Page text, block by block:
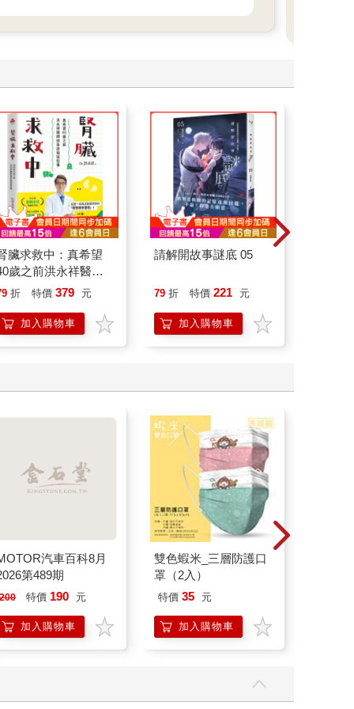
臟求救中：真希望
歲之前洪永祥醫師
告訴我這些事
折 特價 379 元
加入購物車
請解開故事謎底 05
79 折 特價 221 元
加入購物車
汽車百科8月
第489期
200 特價 190 元
加入購物車
雙色蝦米_三層防護口
罩（2入）
特價 35 元
加入購物車